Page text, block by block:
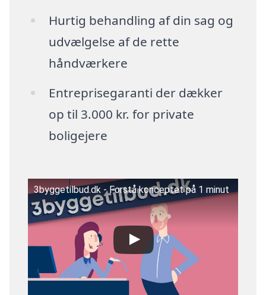
Hurtig behandling af din sag og
udvælgelse af de rette
håndværkere
Entreprisegaranti der dækker
op til 3.000 kr. for private
boligejere
3byggetilbud.dk - Forstå konceptet på 1 minut